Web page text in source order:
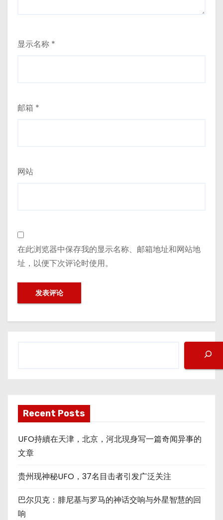
显示名称 *
邮箱 *
网站
在此浏览器中保存我的显示名称、邮箱地址和网站地
址，以便下次评论时使用。
Recent Posts
UFO持續在天津，北京，河北現身写一篇奇闻异事的
文章
贵州现神秘UFO，37名目击者引发广泛关注
巴尔贝克：腓尼基与罗马的神话交响与外星智慧的回
响